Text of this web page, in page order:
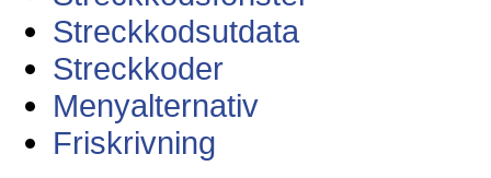
Streckkodsutdata
Streckkoder
Menyalternativ
Friskrivning